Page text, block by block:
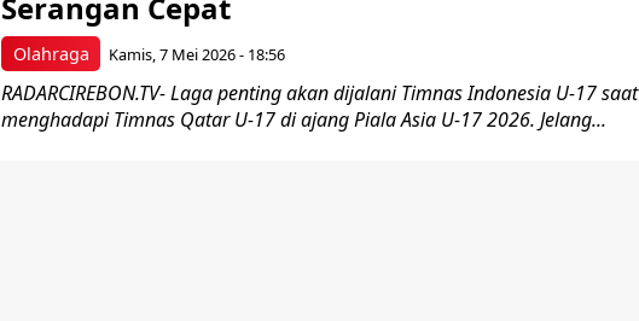
Olahraga
Serangan Cepat
Kamis, 7 Mei 2026 - 18:56
RADARCIREBON.TV- Laga penting akan dijalani Timnas Indonesia U-17 saat
menghadapi Timnas Qatar U-17 di ajang Piala Asia U-17 2026. Jelang...